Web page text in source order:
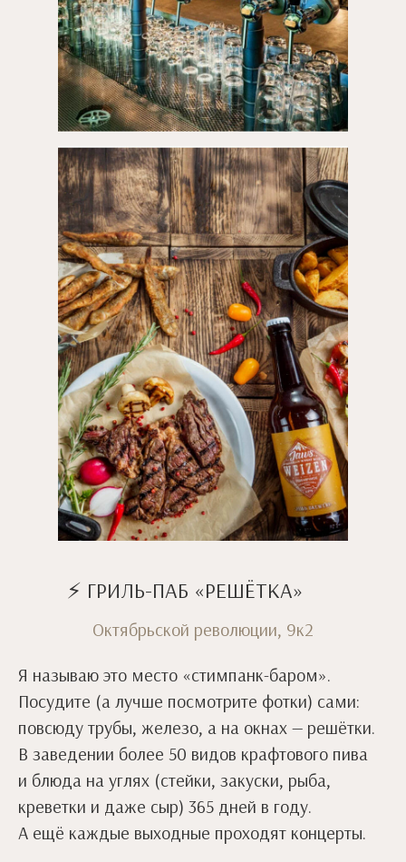
⚡ ГРИЛЬ-ПАБ «РЕШЁТКА»
Октябрьской революции, 9к2
Я называю это место «стимпанк-баром».
Посудите (а лучше посмотрите фотки) сами:
повсюду трубы, железо, а на окнах — решётки.
В заведении более 50 видов крафтового пива
и блюда на углях (стейки, закуски, рыба,
креветки и даже сыр) 365 дней в году.
А ещё каждые выходные проходят концерты.